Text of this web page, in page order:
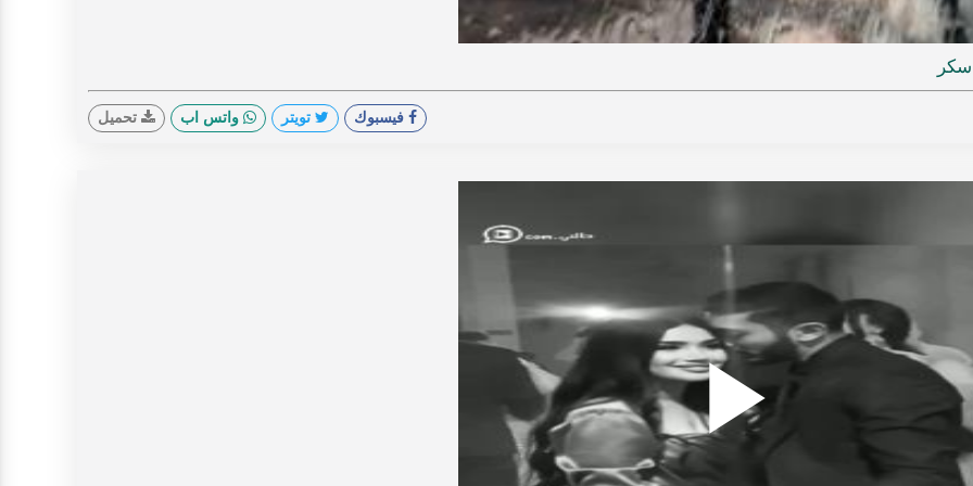
فيسبوك تويتر واتس اب تحميل
Play